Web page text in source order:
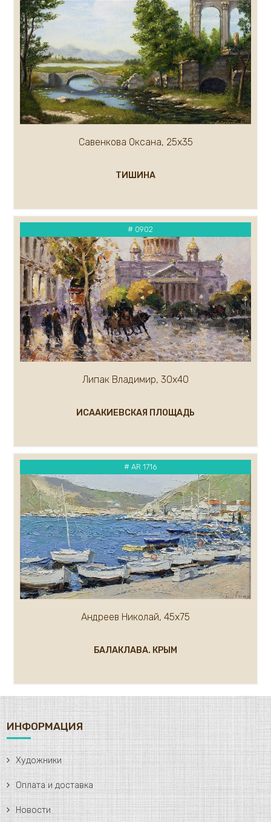
Савенкова Оксана, 25х35
ТИШИНА
# 0902
Липак Владимир, 30х40
ИСААКИЕВСКАЯ ПЛОЩАДЬ
# AR 1716
Андреев Николай, 45х75
БАЛАКЛАВА. КРЫМ
ИНФОРМАЦИЯ
Художники
Оплата и доставка
Новости